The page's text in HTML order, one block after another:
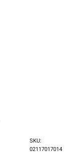
SKU:
02117017014